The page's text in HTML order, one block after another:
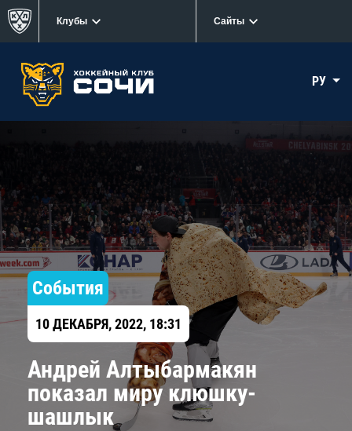
Клубы Сайты
РУ
События
10 ДЕКАБРЯ, 2022, 18:31
Андрей Алтыбармакян
показал миру клюшку-
шашлык